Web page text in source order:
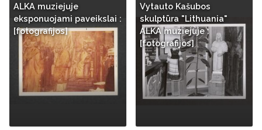
ALKA muziejuje
eksponuojami paveikslai :
[fotografijos]
Vytauto Kašubos
skulptūra "Lithuania"
ALKA muziejuje :
[fotografijos]